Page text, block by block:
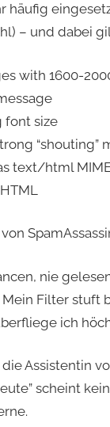
– und dabei
with 1600-
font size
“shouting”
text/html
nie
Filter stuft
ich
Assistentin
scheint